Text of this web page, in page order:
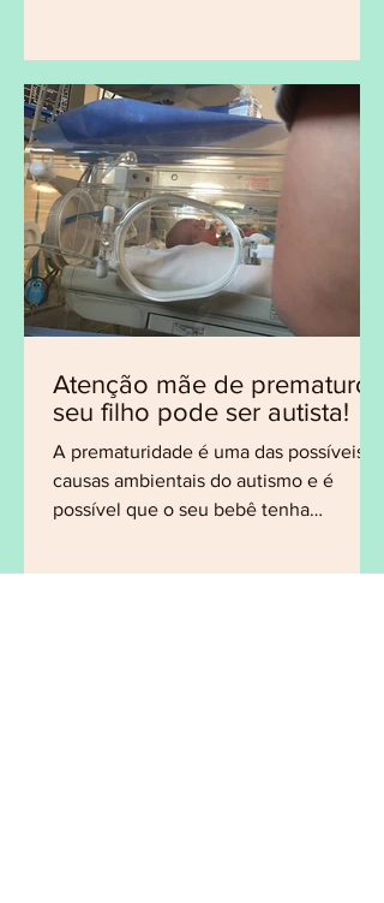
Atenção mãe de prematuro,
seu filho pode ser autista!
A prematuridade é uma das possíveis
causas ambientais do autismo e é
possível que o seu bebê tenha